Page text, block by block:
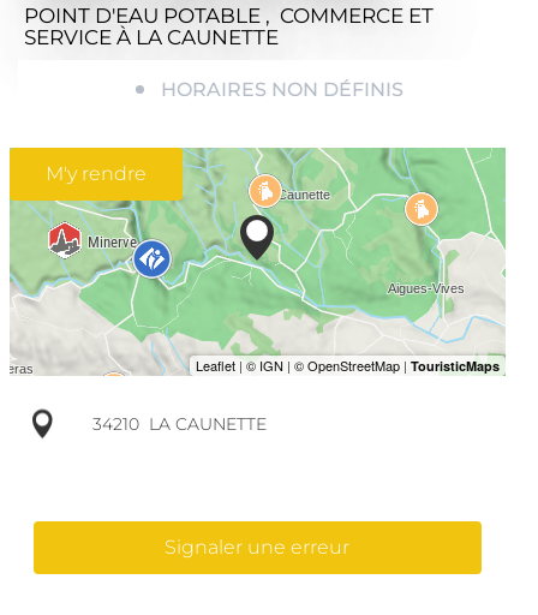
POINT D'EAU POTABLE , COMMERCE ET
SERVICE À LA CAUNETTE
HORAIRES NON DÉFINIS
M'y rendre
34210 LA CAUNETTE
Signaler une erreur